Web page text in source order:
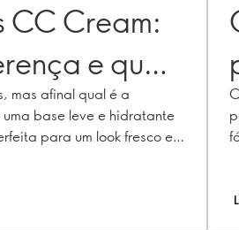
CC Cream:
e qual
ti?
mas afinal qual é a
base leve e hidratante
para um look fresco e
tez e disfarçar